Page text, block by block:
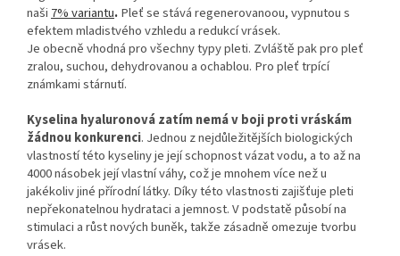
naši 7% variantu.Pleť se stává regenerovanoou, vypnutou s
efektem mladistvého vzhledu a redukcí vrásek.
Je obecně vhodná pro všechny typy pleti. Zvláště pak pro pleť
zralou, suchou, dehydrovanou a ochablou. Pro pleť trpící
známkami stárnutí.
Kyselina hyaluronová zatím nemá v boji proti vráskám
žádnou konkurenci. Jednou z nejdůležitějších biologických
vlastností této kyseliny je její schopnost vázat vodu, a to až na
4000 násobek její vlastní váhy, což je mnohem více než u
jakékoliv jiné přírodní látky. Díky této vlastnosti zajišťuje pleti
nepřekonatelnou hydrataci a jemnost. V podstatě působí na
stimulaci a růst nových buněk, takže zásadně omezuje tvorbu
vrásek.